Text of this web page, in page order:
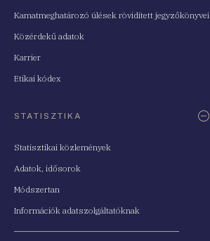
Kamatmeghatározó ülések rövidített jegyzőkönyvei
Közérdekű adatok
Karrier
Etikai kódex
STATISZTIKA
Statisztikai közlemények
Adatok, idősorok
Módszertan
Információk adatszolgáltatóknak